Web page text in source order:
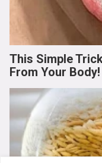
This Simple
From Your Body!